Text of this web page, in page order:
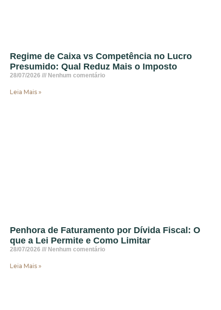
Regime de Caixa vs Competência no Lucro
Presumido: Qual Reduz Mais o Imposto
28/07/2026 Nenhum comentário
Leia Mais »
Penhora de Faturamento por Dívida Fiscal: O
que a Lei Permite e Como Limitar
28/07/2026 Nenhum comentário
Leia Mais »